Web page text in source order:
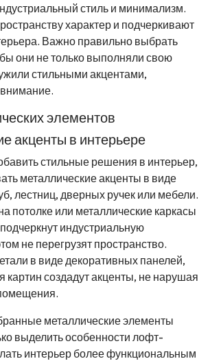
стиль и минимализм.
характер и подчеркивают
Важно правильно выбрать
они не только выполняли свою
стильными акцентами,
элементов
акценты в интерьере
стильные решения в интерьер,
металлические акценты в виде
лестниц, дверных ручек или мебели.
потолке или металлические каркасы
индустриальную
не перегрузят пространство.
в виде декоративных панелей,
картин создадут акценты, не нарушая
металлические элементы
выделить особенности лофт-
интерьер более функциональным